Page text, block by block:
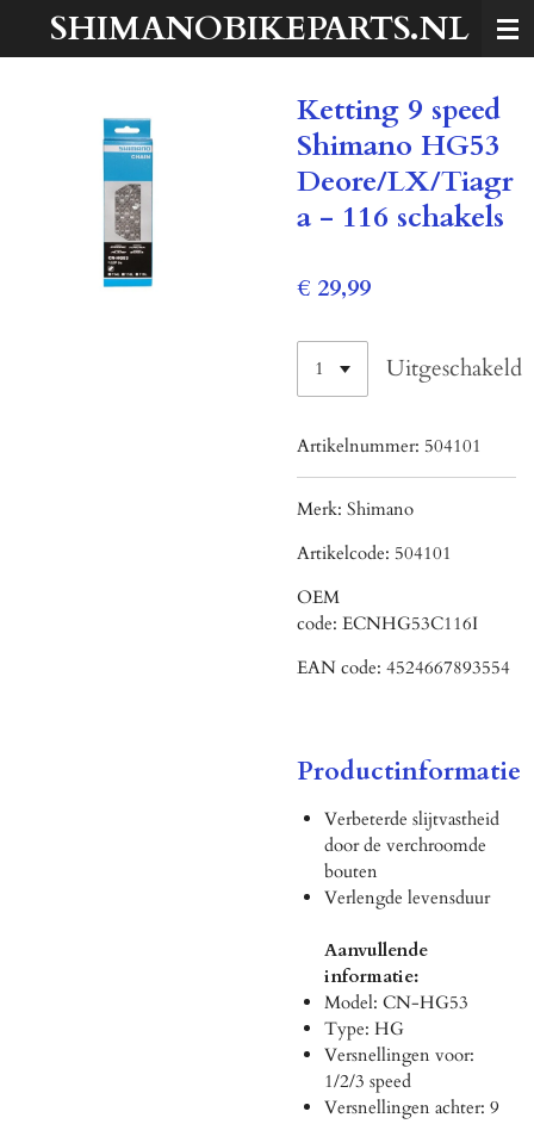
hoofdinhoud
SHIMANOBIKEPARTS.NL
Ketting 9 speed
Shimano HG53
Deore/LX/Tiagr
a - 116 schakels
€ 29,99
Uitgeschakeld
Artikelnummer: 504101
Merk: Shimano
Artikelcode: 504101
OEM
code: ECNHG53C116I
EAN code: 4524667893554
Productinformatie
Verbeterde slijtvastheid
door de verchroomde
bouten
Verlengde levensduur
Aanvullende
informatie:
Model: CN-HG53
Type: HG
Versnellingen voor:
1/2/3 speed
Versnellingen achter: 9